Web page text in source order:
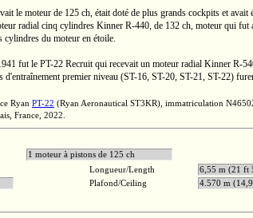
le moteur de 125 ch, était doté de plus grands cockpits et
radial cinq cylindres Kinner R-440, de 132 ch, moteur qui fut
cylindres du moteur en étoile.
fut le PT-22 Recruit qui recevait un moteur radial Kinner R-
d'entraînement premier niveau (ST-16, ST-20, ST-21, ST-22)
Ryan PT-22 (Ryan Aeronautical ST3KR), immatriculation
France, 2022.
1 moteur à pistons de 125 ch
Longueur/Length 6,55 m (21 ft
Plafond/Ceiling 4.570 m